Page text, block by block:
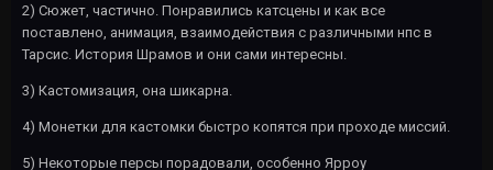
2) Сюжет, частично. Понравились катсцены и как все
поставлено, анимация, взаимодействия с различными нпс в
Тарсис. История Шрамов и они сами интересны.
3) Кастомизация, она шикарна.
4) Монетки для кастомки быстро копятся при проходе миссий.
5) Некоторые персы порадовали, особенно Ярроу